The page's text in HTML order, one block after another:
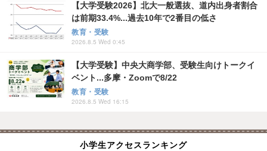
【大学受験2026】北大一般選抜、道内出身者割合
は前期33.4%...過去10年で2番目の低さ
教育・受験
2026.8.5 Wed 0:45
【大学受験】中央大商学部、受験生向けトークイ
ベント...多摩・Zoomで8/22
教育・受験
2026.8.5 Wed 16:15
小学生アクセスランキング